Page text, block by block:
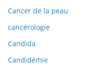
Cancer de la peau
cancérologie
Candida
Candidémie